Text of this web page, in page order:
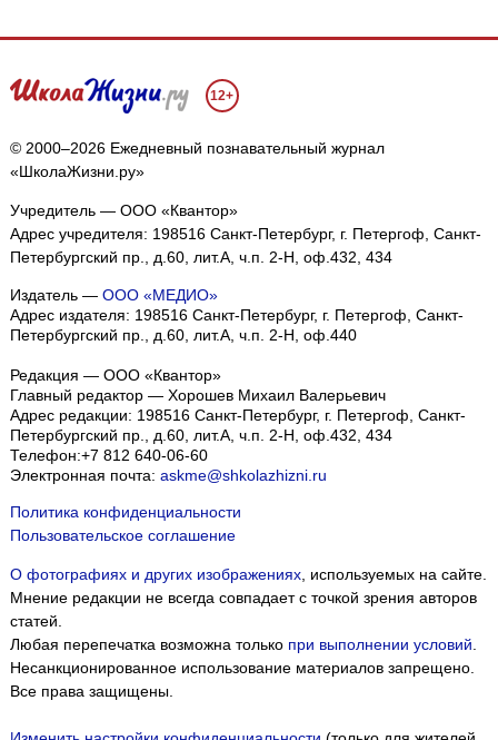
12+
© 2000–2026 Ежедневный познавательный журнал
«ШколаЖизни.ру»
Учредитель — ООО «Квантор»
Адрес учредителя: 198516 Санкт-Петербург, г. Петергоф, Санкт-
Петербургский пр., д.60, лит.А, ч.п. 2-Н, оф.432, 434
Издатель — ООО «МЕДИО»
Адрес издателя: 198516 Санкт-Петербург, г. Петергоф, Санкт-
Петербургский пр., д.60, лит.А, ч.п. 2-Н, оф.440
Редакция — ООО «Квантор»
Главный редактор — Хорошев Михаил Валерьевич
Адрес редакции: 198516 Санкт-Петербург, г. Петергоф, Санкт-
Петербургский пр., д.60, лит.А, ч.п. 2-Н, оф.432, 434
Телефон:+7 812 640-06-60
Электронная почта: askme@shkolazhizni.ru
Политика конфиденциальности
Пользовательское соглашение
О фотографиях и других изображениях, используемых на сайте.
Мнение редакции не всегда совпадает с точкой зрения авторов
статей.
Любая перепечатка возможна только при выполнении условий.
Несанкционированное использование материалов запрещено.
Все права защищены.